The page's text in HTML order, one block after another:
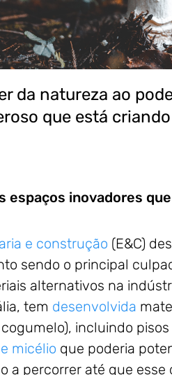
da natureza ao
que está
espaços inovadores
e construção (E&C)
sendo o principal
alternativos na
tem desenvolvida
incluindo
micélio que poderia
a percorrer até que